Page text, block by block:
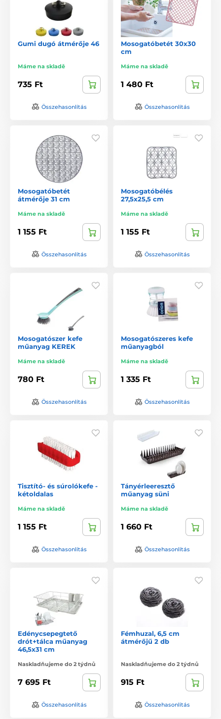
Gumi dugó átmérője 46
Máme na skladě
735 Ft
Összehasonlítás
Mosogatóbetét 30x30
cm
Máme na skladě
1 480 Ft
Összehasonlítás
Mosogatóbetét
átmérője 31 cm
Máme na skladě
1 155 Ft
Összehasonlítás
Mosogatóbélés
27,5x25,5 cm
Máme na skladě
1 155 Ft
Összehasonlítás
Mosogatószer kefe
műanyag KEREK
Máme na skladě
780 Ft
Összehasonlítás
Mosogatószeres kefe
műanyagból
Máme na skladě
1 335 Ft
Összehasonlítás
Tisztító- és súrolókefe -
kétoldalas
Máme na skladě
1 155 Ft
Összehasonlítás
Tányérleeresztő
műanyag süni
Máme na skladě
1 660 Ft
Összehasonlítás
Edénycsepegtető
drót+tálca műanyag
46,5x31 cm
Naskladňujeme do 2 týdnů
7 695 Ft
Összehasonlítás
Fémhuzal, 6,5 cm
átmérőjű 2 db
Naskladňujeme do 2 týdnů
915 Ft
Összehasonlítás